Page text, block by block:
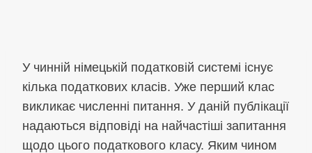
У чинній німецькій податковій системі існує
кілька податкових класів. Уже перший клас
викликає численні питання. У даній публікації
надаються відповіді на найчастіші запитання
щодо цього податкового класу. Яким чином